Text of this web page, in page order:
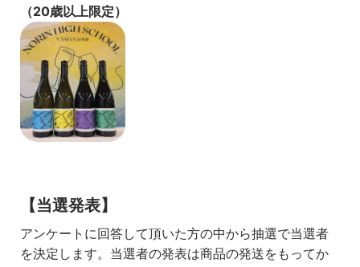
（20歳以上限定）
【当選発表】
アンケートに回答して頂いた方の中から抽選で当選者
を決定します。当選者の発表は商品の発送をもってか